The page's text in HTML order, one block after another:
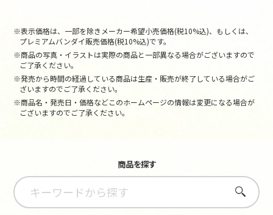
※表示価格は、一部を除きメーカー希望小売価格(税10%込)、もしくは、
プレミアムバンダイ販売価格(税10%込)です。
※商品の写真・イラストは実際の商品と一部異なる場合がございますので
ご了承ください。
※発売から時間の経過している商品は生産・販売が終了している場合がご
ざいますのでご了承ください。
※商品名・発売日・価格などこのホームページの情報は変更になる場合が
ございますのでご了承ください。
商品を探す
さがす